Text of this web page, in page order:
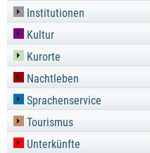
Institutionen
Kultur
Kurorte
Nachtleben
Sprachenservice
Tourismus
Unterkünfte